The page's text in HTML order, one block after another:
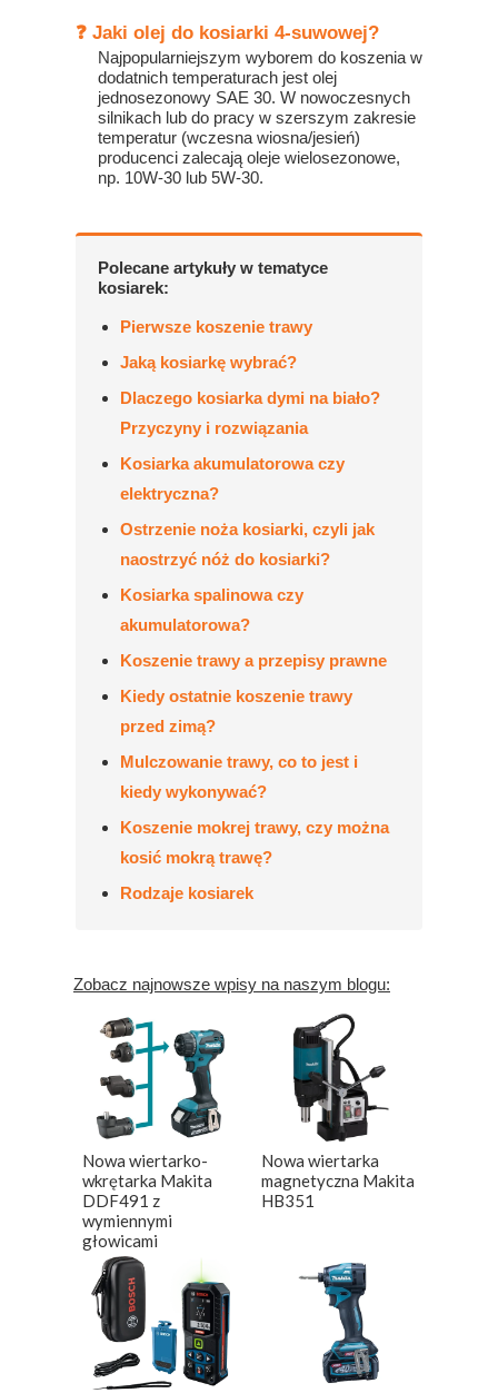
❓ Jaki olej do kosiarki 4-suwowej?
Najpopularniejszym wyborem do koszenia w
dodatnich temperaturach jest olej
jednosezonowy SAE 30. W nowoczesnych
silnikach lub do pracy w szerszym zakresie
temperatur (wczesna wiosna/jesień)
producenci zalecają oleje wielosezonowe,
np. 10W-30 lub 5W-30.
Polecane artykuły w tematyce
kosiarek:
Pierwsze koszenie trawy
Jaką kosiarkę wybrać?
Dlaczego kosiarka dymi na biało?
Przyczyny i rozwiązania
Kosiarka akumulatorowa czy
elektryczna?
Ostrzenie noża kosiarki, czyli jak
naostrzyć nóż do kosiarki?
Kosiarka spalinowa czy
akumulatorowa?
Koszenie trawy a przepisy prawne
Kiedy ostatnie koszenie trawy
przed zimą?
Mulczowanie trawy, co to jest i
kiedy wykonywać?
Koszenie mokrej trawy, czy można
kosić mokrą trawę?
Rodzaje kosiarek
Zobacz najnowsze wpisy na naszym blogu:
Nowa wiertarko-
wkrętarka Makita
DDF491 z
wymiennymi
głowicami
Nowa wiertarka
magnetyczna Makita
HB351